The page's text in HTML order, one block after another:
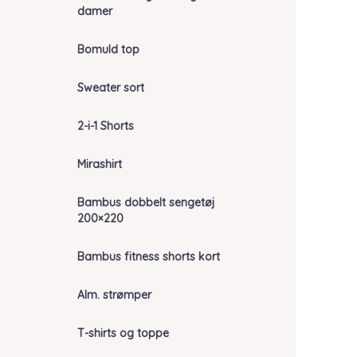
damer
Bomuld top
Sweater sort
2-i-1 Shorts
Mirashirt
Bambus dobbelt sengetøj
200×220
Bambus fitness shorts kort
Alm. strømper
T-shirts og toppe